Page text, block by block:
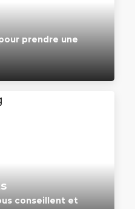
prendre une
conseillent et